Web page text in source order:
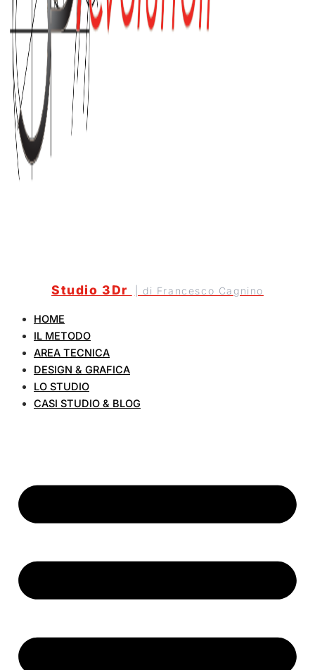
Studio 3Dr | di Francesco Cagnino
HOME
IL METODO
AREA TECNICA
DESIGN & GRAFICA
LO STUDIO
CASI STUDIO & BLOG